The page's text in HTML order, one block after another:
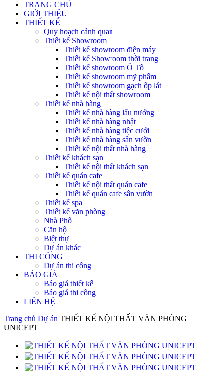
TRANG CHỦ
GIỚI THIỆU
THIẾT KẾ
Quy hoạch cảnh quan
Thiết kế Showroom
Thiết kế showroom điện máy
Thiết kế Showroom thời trang
Thiết kế showroom Ô Tô
Thiết kế showroom mỹ phẩm
Thiết kế showroom gạch ốp lát
Thiết kế nội thất showroom
Thiết kế nhà hàng
Thiết kế nhà hàng lẩu nướng
Thiết kế nhà hàng nhật
Thiết kế nhà hàng tiệc cưới
Thiết kế nhà hàng sân vườn
Thiết kế nội thất nhà hàng
Thiết kế khách sạn
Thiết kế nội thất khách sạn
Thiết kế quán cafe
Thiết kế nội thất quán cafe
Thiết kế quán cafe sân vườn
Thiết kế spa
Thiết kế văn phòng
Nhà Phố
Căn hộ
Biệt thự
Dự án khác
THI CÔNG
Dự án thi công
BÁO GIÁ
Báo giá thiết kế
Báo giá thi công
LIÊN HỆ
Trang chủ Dự án THIẾT KẾ NỘI THẤT VĂN PHÒNG
UNICEPT